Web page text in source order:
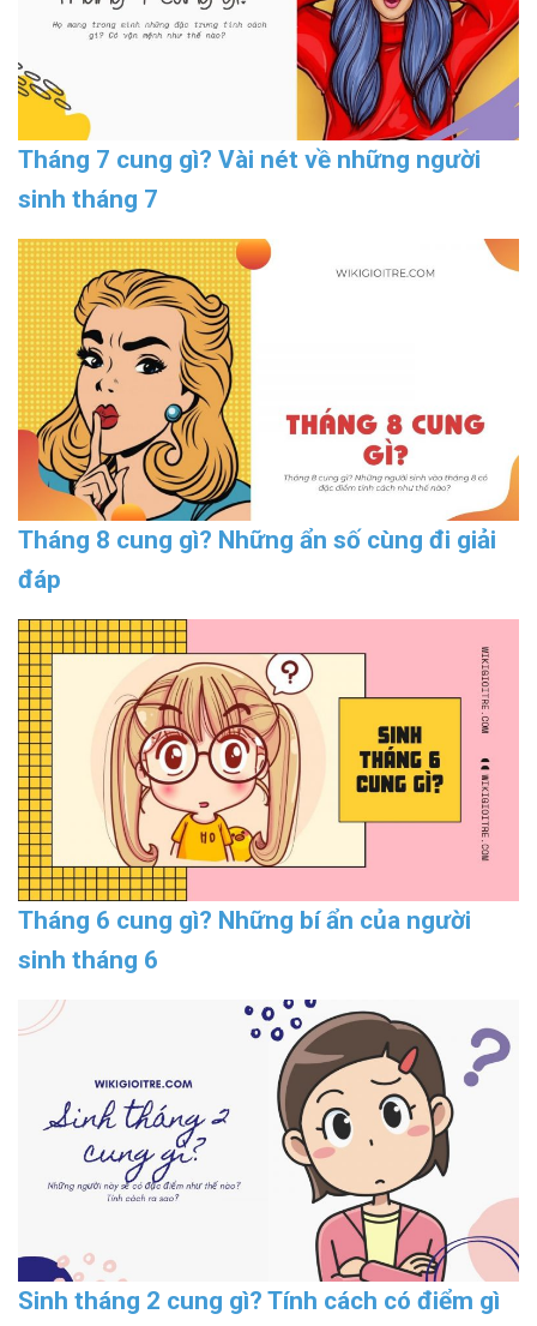
Tháng 7 cung gì? Vài nét về những người
sinh tháng 7
Tháng 8 cung gì? Những ẩn số cùng đi giải
đáp
Tháng 6 cung gì? Những bí ẩn của người
sinh tháng 6
Sinh tháng 2 cung gì? Tính cách có điểm gì